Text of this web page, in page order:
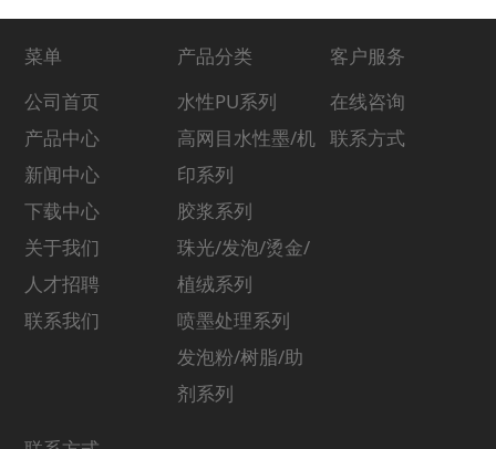
菜单
公司首页
产品中心
新闻中心
下载中心
关于我们
人才招聘
联系我们
产品分类
水性PU系列
高网目水性墨/机
印系列
胶浆系列
珠光/发泡/烫金/
植绒系列
喷墨处理系列
发泡粉/树脂/助
剂系列
客户服务
在线咨询
联系方式